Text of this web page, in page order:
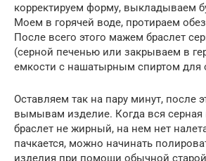
корректируем форму, выкладываем
Моем в горячей воде, протираем
После всего этого мажем браслет
(серной печенью или закрываем в
емкости с нашатырным спиртом для
Оставляем так на пару минут, после
вымывам изделие. Когда вся серная
браслет не жирный, на нем нет
пачкается, можно начинать
изделия при помощи обычной